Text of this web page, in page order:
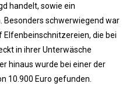
handelt, sowie ein
Besonders schwerwiegend war
die bei
in ihrer Unterwäsche
hinaus wurde bei einer der
10.900 Euro gefunden.